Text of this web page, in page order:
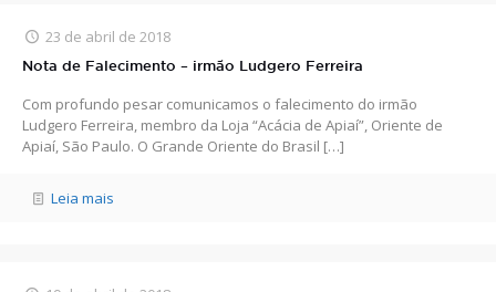
23 de abril de 2018
Nota de Falecimento – irmão Ludgero Ferreira
Com profundo pesar comunicamos o falecimento do irmão
Ludgero Ferreira, membro da Loja “Acácia de Apiaí”, Oriente de
Apiaí, São Paulo. O Grande Oriente do Brasil […]
Leia mais